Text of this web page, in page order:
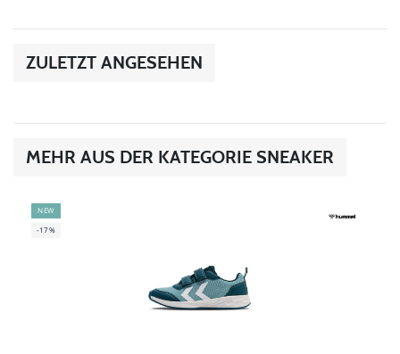
ZULETZT ANGESEHEN
MEHR AUS DER KATEGORIE SNEAKER
NEW
-17%